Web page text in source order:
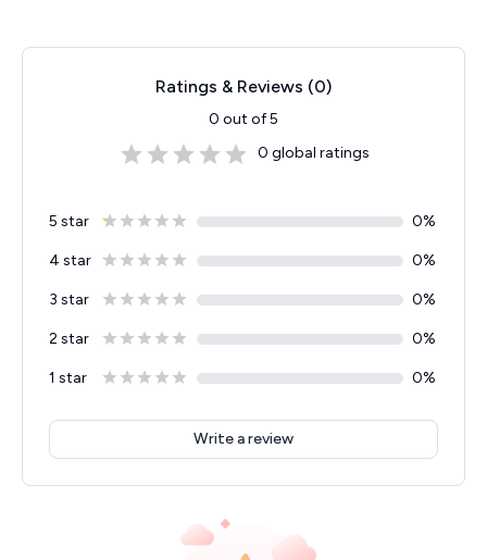
Ratings & Reviews (0)
0 out of 5
0 global ratings
5 star 0%
4 star 0%
3 star 0%
2 star 0%
1 star 0%
Write a review